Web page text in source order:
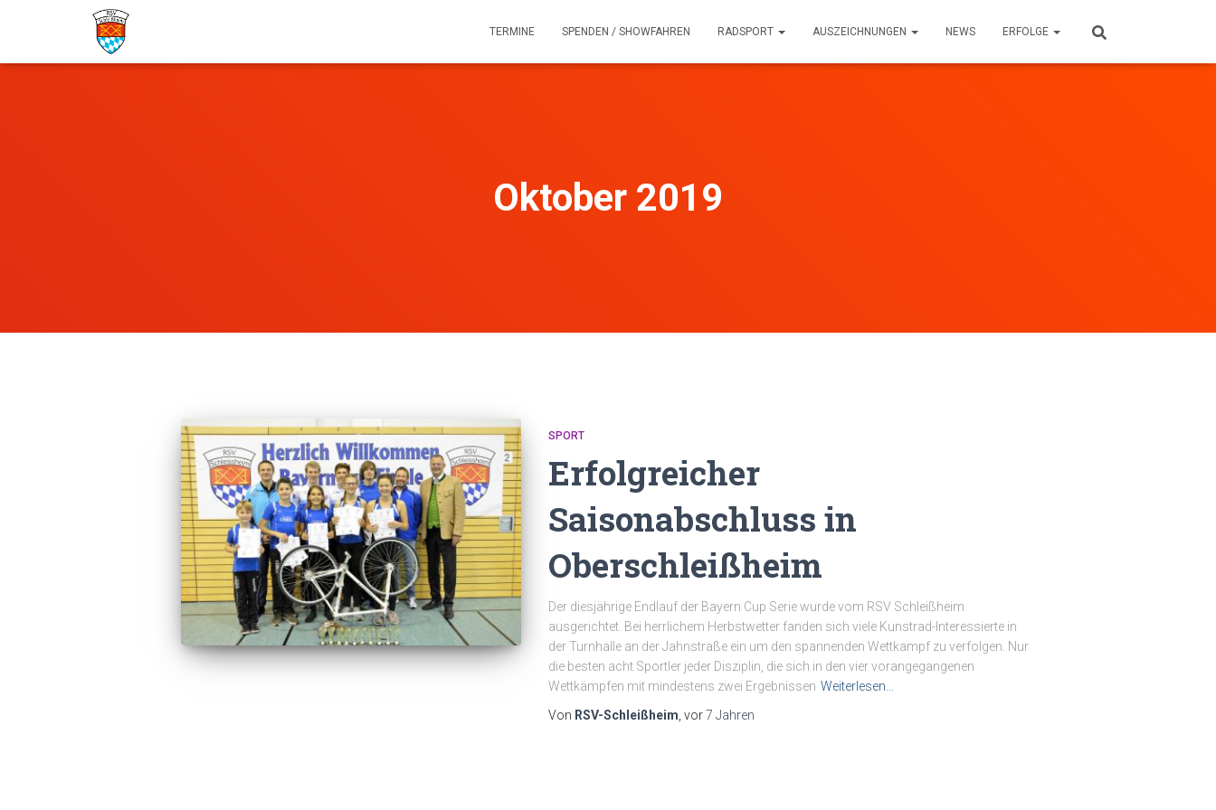
TERMINE SPENDEN / SHOWFAHREN RADSPORT AUSZEICHNUNGEN NEWS ERFOLGE
Oktober 2019
SPORT
Erfolgreicher
Saisonabschluss in
Oberschleißheim
Der diesjährige Endlauf der Bayern Cup Serie wurde vom RSV Schleißheim
ausgerichtet. Bei herrlichem Herbstwetter fanden sich viele Kunstrad-Interessierte in
der Turnhalle an der Jahnstraße ein um den spannenden Wettkampf zu verfolgen. Nur
die besten acht Sportler jeder Disziplin, die sich in den vier vorangegangenen
Wettkämpfen mit mindestens zwei Ergebnissen Weiterlesen…
Von RSV-Schleißheim , vor7 Jahren